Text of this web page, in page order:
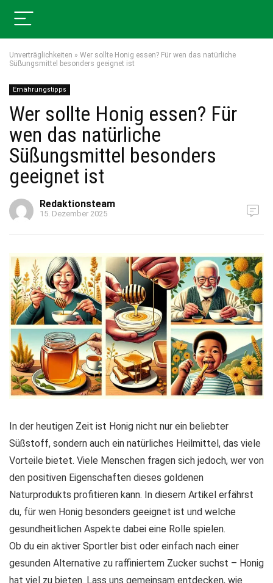
Unverträglichkeiten » Wer sollte Honig essen? Für wen das natürliche
Süßungsmittel besonders geeignet ist
Ernährungstipps
Wer sollte Honig essen? Für
wen das natürliche
Süßungsmittel besonders
geeignet ist
Redaktionsteam
15. Dezember 2025
In der heutigen Zeit ist Honig nicht nur ein beliebter
Süßstoff, sondern auch ein natürliches Heilmittel, das viele
Vorteile bietet. Viele Menschen fragen sich jedoch, wer von
den positiven Eigenschaften dieses goldenen
Naturprodukts profitieren kann. In diesem Artikel erfährst
du, für wen Honig besonders geeignet ist und welche
gesundheitlichen Aspekte dabei eine Rolle spielen.
Ob du ein aktiver Sportler bist oder einfach nach einer
gesunden Alternative zu raffiniertem Zucker suchst – Honig
hat viel zu bieten. Lass uns gemeinsam entdecken, wie